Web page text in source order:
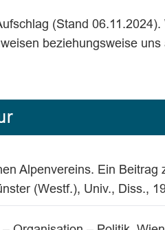
(Stand
beziehungsweise uns
Alpenvereins. Ein Beitrag
(Westf.), Univ., Diss.,